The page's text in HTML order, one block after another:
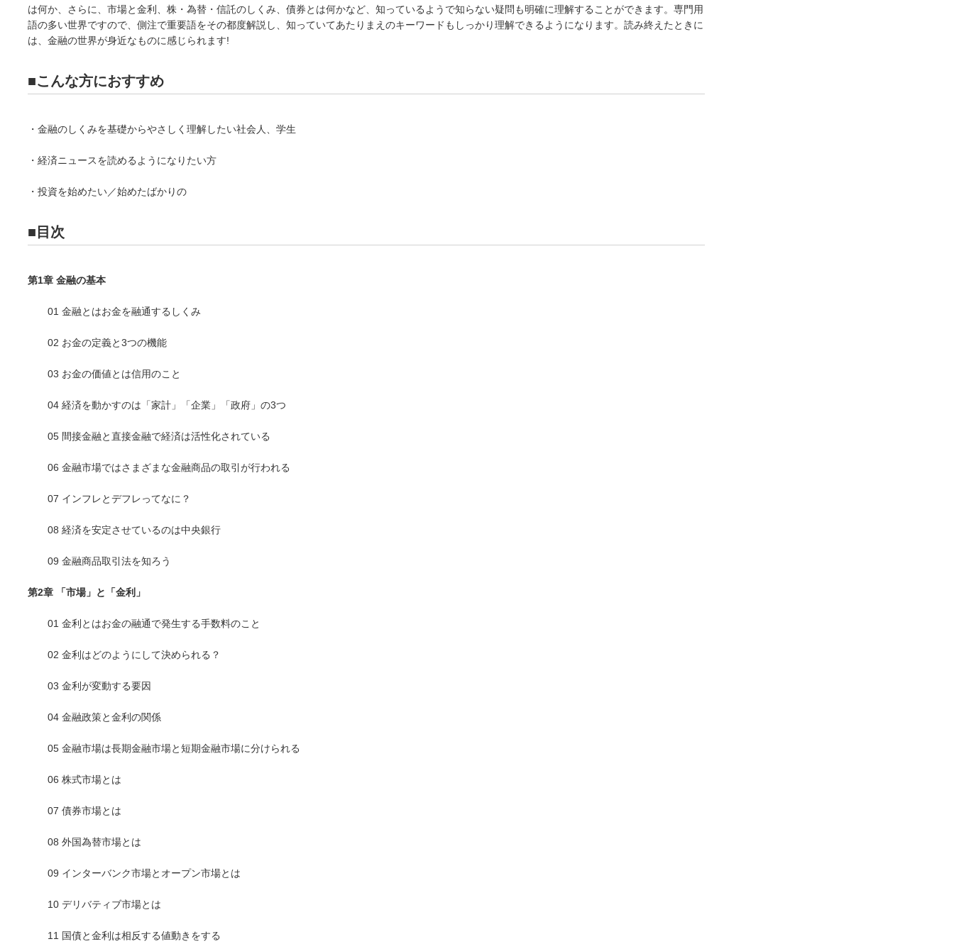
は何か、さらに、市場と金利、株・為替・信託のしくみ、債券とは何かなど、知っているようで知らない疑問も明確に理解することができます。専門用
語の多い世界ですので、側注で重要語をその都度解説し、知っていてあたりまえのキーワードもしっかり理解できるようになります。読み終えたときに
は、金融の世界が身近なものに感じられます!
■こんな方におすすめ
・金融のしくみを基礎からやさしく理解したい社会人、学生
・経済ニュースを読めるようになりたい方
・投資を始めたい／始めたばかりの
■目次
第1章 金融の基本
01 金融とはお金を融通するしくみ
02 お金の定義と3つの機能
03 お金の価値とは信用のこと
04 経済を動かすのは「家計」「企業」「政府」の3つ
05 間接金融と直接金融で経済は活性化されている
06 金融市場ではさまざまな金融商品の取引が行われる
07 インフレとデフレってなに？
08 経済を安定させているのは中央銀行
09 金融商品取引法を知ろう
第2章 「市場」と「金利」
01 金利とはお金の融通で発生する手数料のこと
02 金利はどのようにして決められる？
03 金利が変動する要因
04 金融政策と金利の関係
05 金融市場は長期金融市場と短期金融市場に分けられる
06 株式市場とは
07 債券市場とは
08 外国為替市場とは
09 インターバンク市場とオープン市場とは
10 デリバティブ市場とは
11 国債と金利は相反する値動きをする